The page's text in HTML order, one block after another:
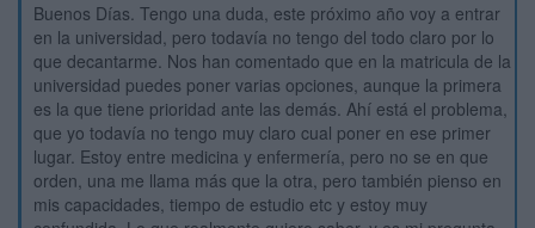
Buenos Días. Tengo una duda, este próximo año voy a entrar
en la universidad, pero todavía no tengo del todo claro por lo
que decantarme. Nos han comentado que en la matricula de la
universidad puedes poner varias opciones, aunque la primera
es la que tiene prioridad ante las demás. Ahí está el problema,
que yo todavía no tengo muy claro cual poner en ese primer
lugar. Estoy entre medicina y enfermería, pero no se en que
orden, una me llama más que la otra, pero también pienso en
mis capacidades, tiempo de estudio etc y estoy muy